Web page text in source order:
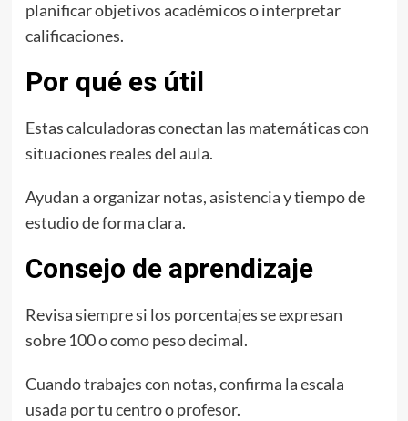
planificar objetivos académicos o interpretar
calificaciones.
Por qué es útil
Estas calculadoras conectan las matemáticas con
situaciones reales del aula.
Ayudan a organizar notas, asistencia y tiempo de
estudio de forma clara.
Consejo de aprendizaje
Revisa siempre si los porcentajes se expresan
sobre 100 o como peso decimal.
Cuando trabajes con notas, confirma la escala
usada por tu centro o profesor.